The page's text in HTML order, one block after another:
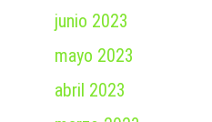
junio 2023
mayo 2023
abril 2023